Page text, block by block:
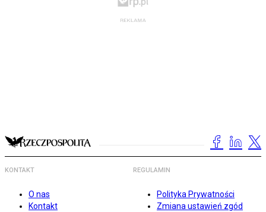
KONTAKT
O nas
Kontakt
REGULAMIN
Polityka Prywatności
Zmiana ustawień zgód